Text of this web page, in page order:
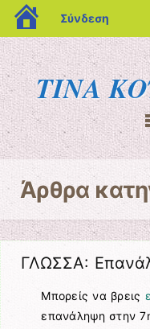
blogs.sch.gr
Σύνδεση
ΤΙΝΑ
Μετάβαση στο
Άρθρα
ΓΛΩΣΣΑ:
Μπορείς να βρεις
επανάληψη στην